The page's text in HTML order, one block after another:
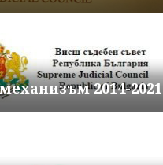
2014-2021